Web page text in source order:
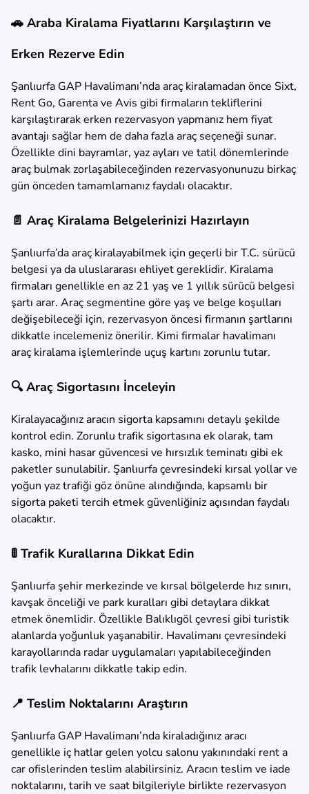
🚗 Araba Kiralama Fiyatlarını Karşılaştırın ve
Erken Rezerve Edin
Şanlıurfa GAP Havalimanı’nda araç kiralamadan önce Sixt,
Rent Go, Garenta ve Avis gibi firmaların tekliflerini
karşılaştırarak erken rezervasyon yapmanız hem fiyat
avantajı sağlar hem de daha fazla araç seçeneği sunar.
Özellikle dini bayramlar, yaz ayları ve tatil dönemlerinde
araç bulmak zorlaşabileceğinden rezervasyonunuzu birkaç
gün önceden tamamlamanız faydalı olacaktır.
📄 Araç Kiralama Belgelerinizi Hazırlayın
Şanlıurfa’da araç kiralayabilmek için geçerli bir T.C. sürücü
belgesi ya da uluslararası ehliyet gereklidir. Kiralama
firmaları genellikle en az 21 yaş ve 1 yıllık sürücü belgesi
şartı arar. Araç segmentine göre yaş ve belge koşulları
değişebileceği için, rezervasyon öncesi firmanın şartlarını
dikkatle incelemeniz önerilir. Kimi firmalar havalimanı
araç kiralama işlemlerinde uçuş kartını zorunlu tutar.
🔍 Araç Sigortasını İnceleyin
Kiralayacağınız aracın sigorta kapsamını detaylı şekilde
kontrol edin. Zorunlu trafik sigortasına ek olarak, tam
kasko, mini hasar güvencesi ve hırsızlık teminatı gibi ek
paketler sunulabilir. Şanlıurfa çevresindeki kırsal yollar ve
yoğun yaz trafiği göz önüne alındığında, kapsamlı bir
sigorta paketi tercih etmek güvenliğiniz açısından faydalı
olacaktır.
🚦 Trafik Kurallarına Dikkat Edin
Şanlıurfa şehir merkezinde ve kırsal bölgelerde hız sınırı,
kavşak önceliği ve park kuralları gibi detaylara dikkat
etmek önemlidir. Özellikle Balıklıgöl çevresi gibi turistik
alanlarda yoğunluk yaşanabilir. Havalimanı çevresindeki
karayollarında radar uygulamaları yapılabileceğinden
trafik levhalarını dikkatle takip edin.
📍 Teslim Noktalarını Araştırın
Şanlıurfa GAP Havalimanı’nda kiraladığınız aracı
genellikle iç hatlar gelen yolcu salonu yakınındaki rent a
car ofislerinden teslim alabilirsiniz. Aracın teslim ve iade
noktalarını, tarih ve saat bilgileriyle birlikte rezervasyon